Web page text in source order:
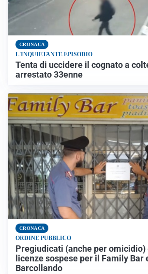
CRONACA
L'INQUIETANTE EPISODIO
Tenta di uccidere il cognato a
arrestato 33enne
CRONACA
ORDINE PUBBLICO
Pregiudicati (anche per omicidio)
licenze sospese per il Family Bar
Barcollando